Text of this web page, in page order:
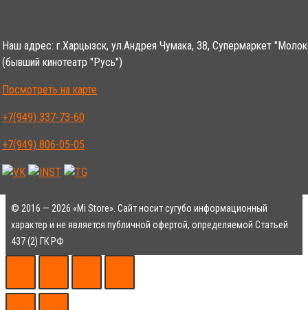
Наш адрес: г.Харцызск, ул.Андрея Чумака, 38, Супермаркет
(бывший кинотеатр "Русь")
Посмотреть на карте
+7(949) 337-73-60
+7(949) 806-05-05
© 2016 — 2026 «Mi Store». Сайт носит сугубо информационный
характер и не является публичной офертой, определяемой Статьей
437 (2) ГК РФ